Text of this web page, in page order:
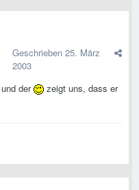
Geschrieben 25. März
2003
der
zeigt uns, dass er